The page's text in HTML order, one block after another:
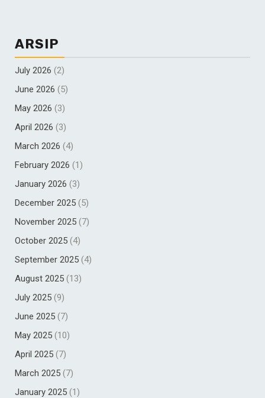
ARSIP
July 2026 (2)
June 2026 (5)
May 2026 (3)
April 2026 (3)
March 2026 (4)
February 2026 (1)
January 2026 (3)
December 2025 (5)
November 2025 (7)
October 2025 (4)
September 2025 (4)
August 2025 (13)
July 2025 (9)
June 2025 (7)
May 2025 (10)
April 2025 (7)
March 2025 (7)
January 2025 (1)